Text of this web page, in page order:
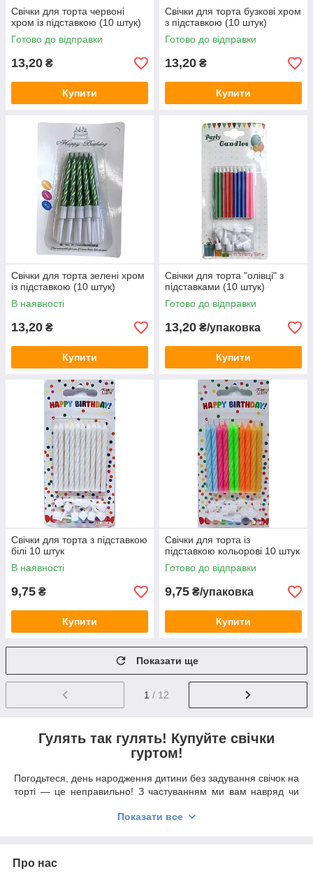
Свічки для торта червоні
хром із підставкою (10 штук)
Готово до відправки
13,20 ₴
Купити
Свічки для торта бузкові хром
з підставкою (10 штук)
Готово до відправки
13,20 ₴
Купити
Свічки для торта зелені хром
із підставкою (10 штук)
В наявності
13,20 ₴
Купити
Свічки для торта "олівці" з
підставками (10 штук)
Готово до відправки
13,20 ₴/упаковка
Купити
Свічки для торта з підставкою
білі 10 штук
В наявності
9,75 ₴
Купити
Свічки для торта із
підставкою кольорові 10 штук
Готово до відправки
9,75 ₴/упаковка
Купити
Показати ще
1 / 12
Гулять так гулять! Купуйте свічки
гуртом!
Погодьтеся, день народження дитини без задування свічок на
торті — це неправильно! З частуванням ми вам навряд чи
підставками, все в блискітках, різнобарвні, доповнені
найбільшому на українському ринку асортименті!
Показати все
Про нас